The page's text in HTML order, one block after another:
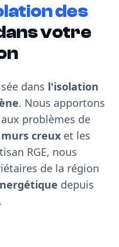
des
votre
dans l'isolation
. Nous apportons
problèmes de
murs creux et les
RGE, nous
de la région
depuis